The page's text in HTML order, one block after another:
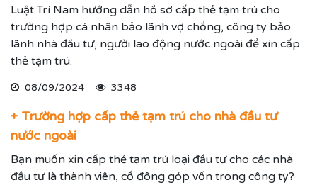
Luật Trí Nam hướng dẫn hồ sơ cấp thẻ tạm trú cho
trường hợp cá nhân bảo lãnh vợ chồng, công ty bảo
lãnh nhà đầu tư, người lao động nước ngoài để xin cấp
thẻ tạm trú.
08/09/2024 3348
+ Trường hợp cấp thẻ tạm trú cho nhà đầu tư
nước ngoài
Bạn muốn xin cấp thẻ tạm trú loại đầu tư cho các nhà
đầu tư là thành viên, cổ đông góp vốn trong công ty?